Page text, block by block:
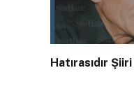
Hatırasıdır